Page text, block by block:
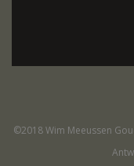
©2018 Wim Meeussen